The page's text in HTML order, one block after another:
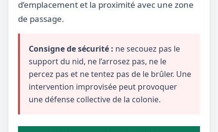
d’emplacement et la proximité avec une zone
de passage.
Consigne de sécurité : ne secouez pas le
support du nid, ne l’arrosez pas, ne le
percez pas et ne tentez pas de le brûler. Une
intervention improvisée peut provoquer
une défense collective de la colonie.